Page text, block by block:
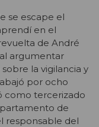
se escape el
en el
de André
argumentar
la vigilancia y
por ocho
como tercerizado
de
responsable del